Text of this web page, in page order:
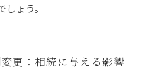
ょう。
更：相続に与える影響